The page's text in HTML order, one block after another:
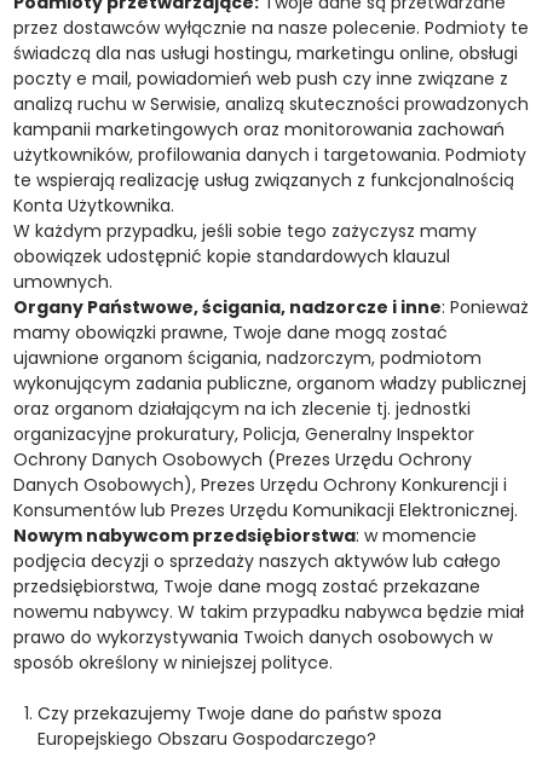
przez dostawców wyłącznie na nasze polecenie. Podmioty te
świadczą dla nas usługi hostingu, marketingu online, obsługi
poczty e mail, powiadomień web push czy inne związane z
analizą ruchu w Serwisie, analizą skuteczności prowadzonych
kampanii marketingowych oraz monitorowania zachowań
użytkowników, profilowania danych i targetowania. Podmioty
te wspierają realizację usług związanych z funkcjonalnością
Konta Użytkownika.
W każdym przypadku, jeśli sobie tego zażyczysz mamy
obowiązek udostępnić kopie standardowych klauzul
umownych.
Organy Państwowe, ścigania, nadzorcze i inne: Ponieważ
mamy obowiązki prawne, Twoje dane mogą zostać
ujawnione organom ścigania, nadzorczym, podmiotom
wykonującym zadania publiczne, organom władzy publicznej
oraz organom działającym na ich zlecenie tj. jednostki
organizacyjne prokuratury, Policja, Generalny Inspektor
Ochrony Danych Osobowych (Prezes Urzędu Ochrony
Danych Osobowych), Prezes Urzędu Ochrony Konkurencji i
Konsumentów lub Prezes Urzędu Komunikacji Elektronicznej.
Nowym nabywcom przedsiębiorstwa: w momencie
podjęcia decyzji o sprzedaży naszych aktywów lub całego
przedsiębiorstwa, Twoje dane mogą zostać przekazane
nowemu nabywcy. W takim przypadku nabywca będzie miał
prawo do wykorzystywania Twoich danych osobowych w
sposób określony w niniejszej polityce.
Czy przekazujemy Twoje dane do państw spoza
Europejskiego Obszaru Gospodarczego?